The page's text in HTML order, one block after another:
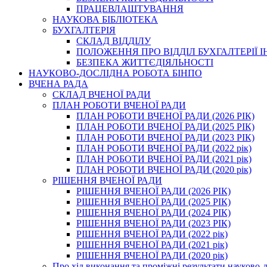
ПРАЦЕВЛАШТУВАННЯ
НАУКОВА БІБЛІОТЕКА
БУХГАЛТЕРІЯ
СКЛАД ВІДДІЛУ
ПОЛОЖЕННЯ ПРО ВІДДІЛ БУХГАЛТЕРІЇ
БЕЗПЕКА ЖИТТЄДІЯЛЬНОСТІ
НАУКОВО-ДОСЛІДНА РОБОТА БІНПО
ВЧЕНА РАДА
СКЛАД ВЧЕНОЇ РАДИ
ПЛАН РОБОТИ ВЧЕНОЇ РАДИ
ПЛАН РОБОТИ ВЧЕНОЇ РАДИ (2026 РІК)
ПЛАН РОБОТИ ВЧЕНОЇ РАДИ (2025 РІК)
ПЛАН РОБОТИ ВЧЕНОЇ РАДИ (2023 РІК)
ПЛАН РОБОТИ ВЧЕНОЇ РАДИ (2022 рік)
ПЛАН РОБОТИ ВЧЕНОЇ РАДИ (2021 рік)
ПЛАН РОБОТИ ВЧЕНОЇ РАДИ (2020 рік)
РІШЕННЯ ВЧЕНОЇ РАДИ
РІШЕННЯ ВЧЕНОЇ РАДИ (2026 РІК)
РІШЕННЯ ВЧЕНОЇ РАДИ (2025 РІК)
РІШЕННЯ ВЧЕНОЇ РАДИ (2024 РІК)
РІШЕННЯ ВЧЕНОЇ РАДИ (2023 РІК)
РІШЕННЯ ВЧЕНОЇ РАДИ (2022 рік)
РІШЕННЯ ВЧЕНОЇ РАДИ (2021 рік)
РІШЕННЯ ВЧЕНОЇ РАДИ (2020 рік)